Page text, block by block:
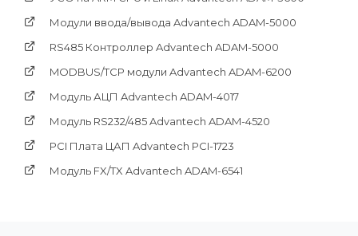
Модули ввода/вывода Advantech ADAM-5000
RS485 Контроллер Advantech ADAM-5000
MODBUS/TCP модули Advantech ADAM-6200
Модуль АЦП Advantech ADAM-4017
Модуль RS232/485 Advantech ADAM-4520
PCI Платa ЦАП Advantech PCI-1723
Модуль FX/TX Advantech ADAM-6541